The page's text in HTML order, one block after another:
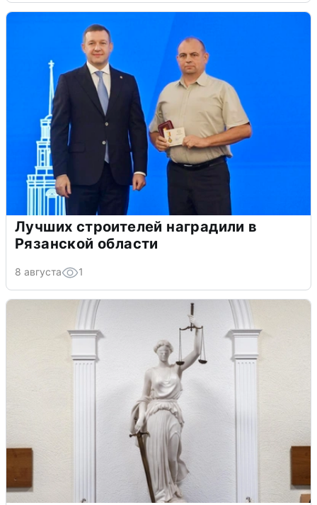
Лучших строителей наградили в
Рязанской области
8 августа 1